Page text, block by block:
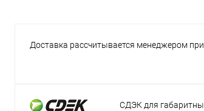
Доставка рассчитывается менеджером
СДЭК для